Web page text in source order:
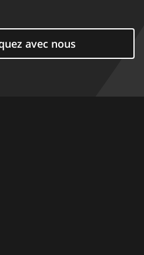
avec nous